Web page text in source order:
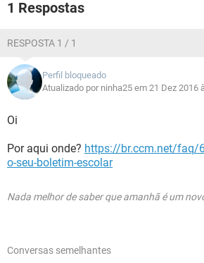
1 Respostas
RESPOSTA 1 / 1
Perfil bloqueado
Atualizado por ninha25 em 21 Dez 2016
Oi
Por aqui onde? https://br.ccm.net/faq/
o-seu-boletim-escolar
Nada melhor de saber que amanhã é um
Conversas semelhantes